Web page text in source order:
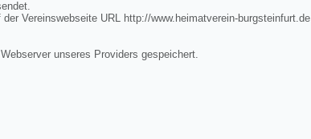
Vereinswebseite URL http://www.heimatverein-burgsteinfurt.de
unseres Providers gespeichert.